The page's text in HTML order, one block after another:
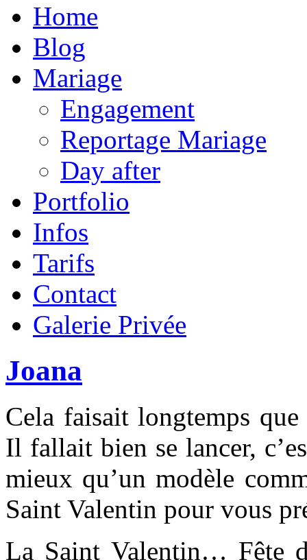
Home
Blog
Mariage
Engagement
Reportage Mariage
Day after
Portfolio
Infos
Tarifs
Contact
Galerie Privée
Joana
Cela faisait longtemps
Il fallait bien se lancer,
mieux qu’un modèle
Saint Valentin pour vous
La Saint Valentin… Fête